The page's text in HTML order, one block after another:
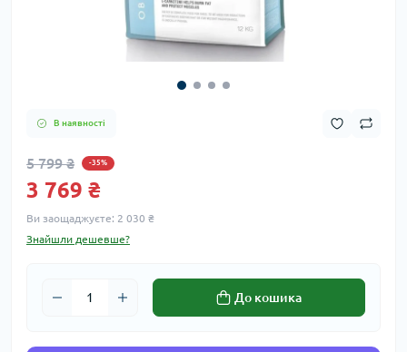
В наявності
5 799 ₴ -35%
3 769 ₴
Ви заощаджуєте: 2 030 ₴
Знайшли дешевше?
До кошика